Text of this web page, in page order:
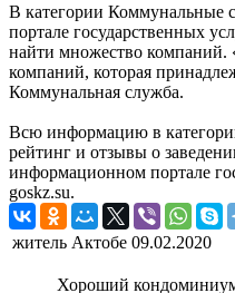
В категории
портале государственных
найти множество компаний.
компаний, которая
Коммунальная служба.
Всю информацию в
рейтинг и отзывы о
информационном портале
goskz.su.
житель Актобе 09.02.2020
Хороший